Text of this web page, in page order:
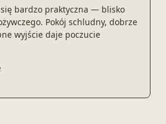
się bardzo praktyczna — blisko
Pokój schludny, dobrze
wyjście daje poczucie